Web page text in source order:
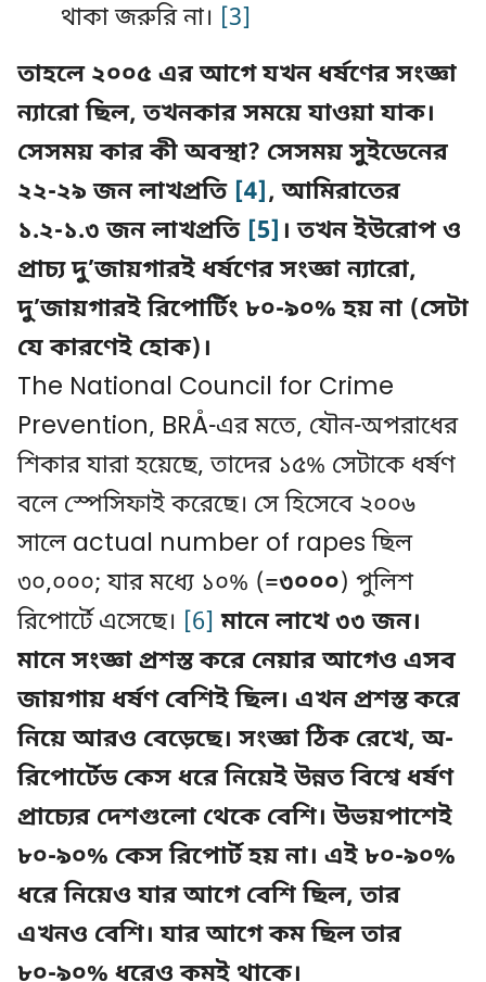
থাকা জরুরি না। [3]
তাহলে ২০০৫ এর আগে যখন ধর্ষণের সংজ্ঞা
ন্যারো ছিল, তখনকার সময়ে যাওয়া যাক।
সেসময় কার কী অবস্থা? সেসময় সুইডেনের
২২-২৯ জন লাখপ্রতি [4] , আমিরাতের
১.২-১.৩ জন লাখপ্রতি [5] । তখন ইউরোপ ও
প্রাচ্য দু’জায়গারই ধর্ষণের সংজ্ঞা ন্যারো,
দু’জায়গারই রিপোর্টিং ৮০-৯০% হয় না (সেটা
যে কারণেই হোক)।
The National Council for Crime
Prevention, BRÅ-এর মতে, যৌন-অপরাধের
শিকার যারা হয়েছে, তাদের ১৫% সেটাকে ধর্ষণ
বলে স্পেসিফাই করেছে। সে হিসেবে ২০০৬
সালে actual number of rapes ছিল
৩০,০০০; যার মধ্যে ১০% (=৩০০০) পুলিশ
রিপোর্টে এসেছে। [6] মানে লাখে ৩৩ জন।
মানে সংজ্ঞা প্রশস্ত করে নেয়ার আগেও এসব
জায়গায় ধর্ষণ বেশিই ছিল। এখন প্রশস্ত করে
নিয়ে আরও বেড়েছে। সংজ্ঞা ঠিক রেখে, অ-
রিপোর্টেড কেস ধরে নিয়েই উন্নত বিশ্বে ধর্ষণ
প্রাচ্যের দেশগুলো থেকে বেশি। উভয়পাশেই
৮০-৯০% কেস রিপোর্ট হয় না। এই ৮০-৯০%
ধরে নিয়েও যার আগে বেশি ছিল, তার
এখনও বেশি। যার আগে কম ছিল তার
৮০-৯০% ধরেও কমই থাকে।